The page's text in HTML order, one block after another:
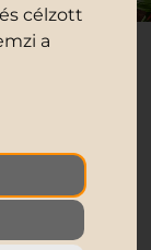
célzott
a